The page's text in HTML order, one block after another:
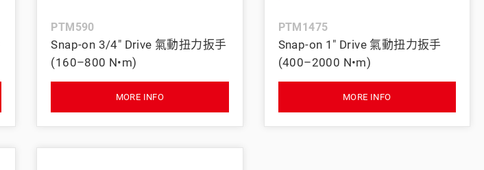
PTM590
Snap-on 3/4" Drive 氣動扭力扳手
(160–800 N•m)
MORE INFO
PTM1475
Snap-on 1" Drive 氣動扭力扳手
(400–2000 N•m)
MORE INFO